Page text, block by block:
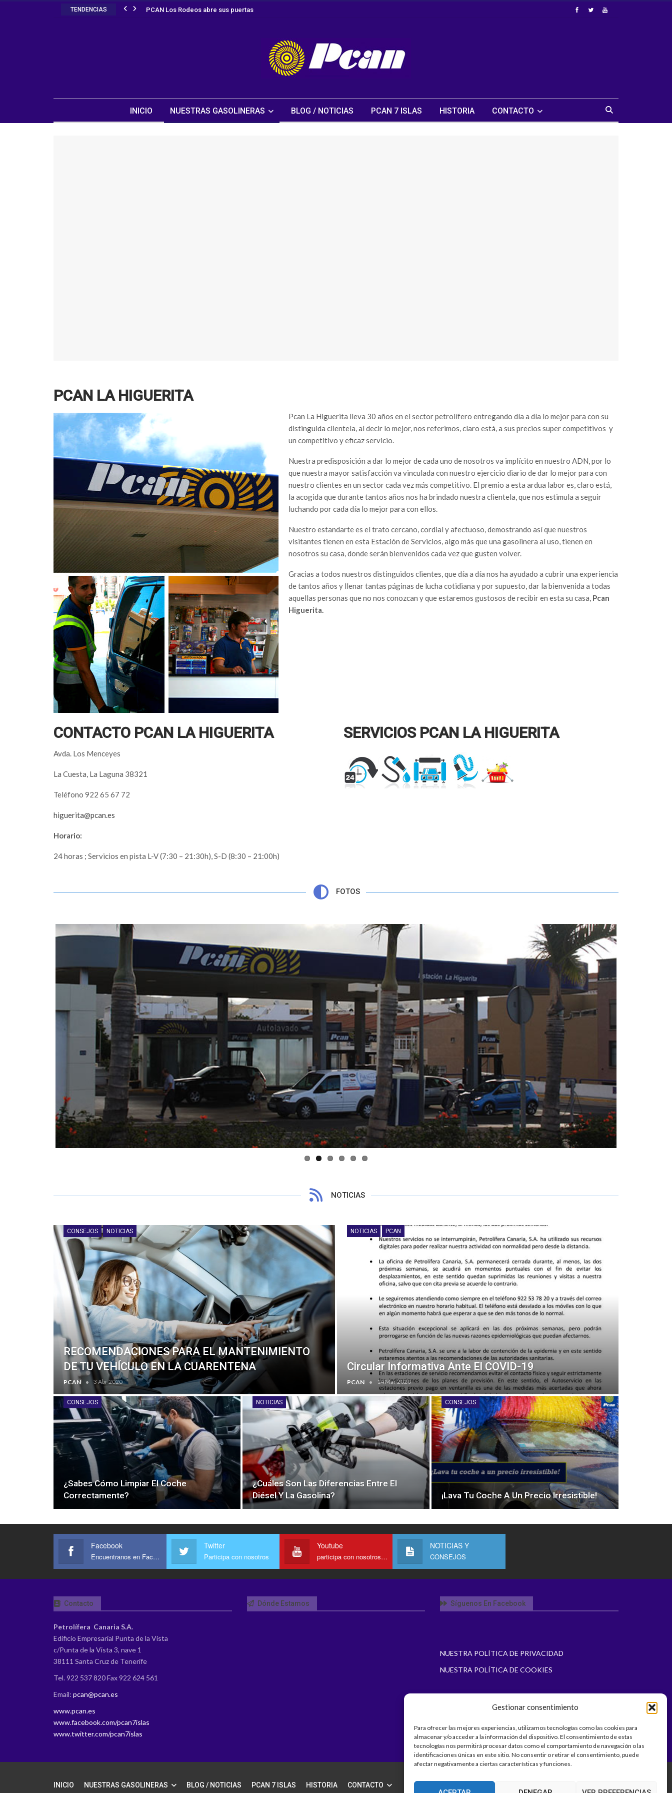
Gestionar consentimiento
Para ofrecer las mejores experiencias, utilizamos tecnologías como las cookies para
almacenar y/o acceder a la información del dispositivo. El consentimiento de estas
tecnologías nos permitirá procesar datos como el comportamiento de navegación o las
identificaciones únicas en este sitio. No consentir o retirar el consentimiento, puede
afectar negativamente a ciertas características y funciones.
TENDENCIAS PCAN Los Rodeos abre sus puertas
INICIO NUESTRAS GASOLINERAS BLOG / NOTICIAS PCAN 7 ISLAS HISTORIA CONTACTO
PCAN LA HIGUERITA
Pcan La Higuerita lleva 30 años en el sector petrolífero entregando día a día lo mejor para con su
distinguida clientela, al decir lo mejor, nos referimos, claro está, a sus precios super competitivos y
un competitivo y eficaz servicio.
Nuestra predisposición a dar lo mejor de cada uno de nosotros va implícito en nuestro ADN, por lo
que nuestra mayor satisfacción va vinculada con nuestro ejercicio diario de dar lo mejor para con
nuestro clientes en un sector cada vez más competitivo. El premio a esta ardua labor es, claro está,
la acogida que durante tantos años nos ha brindado nuestra clientela, que nos estimula a seguir
luchando por cada día lo mejor para con ellos.
Nuestro estandarte es el trato cercano, cordial y afectuoso, demostrando así que nuestros
visitantes tienen en esta Estación de Servicios, algo más que una gasolinera al uso, tienen en
nosotros su casa, donde serán bienvenidos cada vez que gusten volver.
Gracias a todos nuestros distinguidos clientes, que día a día nos ha ayudado a cubrir una experiencia
de tantos años y llenar tantas páginas de lucha cotidiana y por supuesto, dar la bienvenida a todas
aquellas personas que no nos conozcan y que estaremos gustosos de recibir en esta su casa, Pcan
Higuerita.
CONTACTO PCAN LA HIGUERITA
Avda. Los Menceyes
La Cuesta, La Laguna 38321
Teléfono 922 65 67 72
higuerita@pcan.es
Horario:
24 horas ; Servicios en pista L-V (7:30 – 21:30h), S-D (8:30 – 21:00h)
SERVICIOS PCAN LA HIGUERITA
FOTOS
NOTICIAS
CONSEJOS NOTICIAS
RECOMENDACIONES PARA EL MANTENIMIENTO
DE TU VEHÍCULO EN LA CUARENTENA
PCAN 3 Abr 2020
NOTICIAS PCAN
Circular Informativa Ante El COVID-19
PCAN 14 Mar 2020
CONSEJOS
¿Sabes Cómo Limpiar El Coche
Correctamente?
NOTICIAS
¿Cuáles Son Las Diferencias Entre El
Diésel Y La Gasolina?
CONSEJOS
¡Lava Tu Coche A Un Precio Irresistible!
Facebook
Encuentranos en Facebook
Twitter
Participa con nosotros
Youtube
participa con nosotros en Youtube
NOTICIAS Y
CONSEJOS
Contacto
Petrolífera Canaria S.A.
Edificio Empresarial Punta de la Vista
c/Punta de la Vista 3, nave 1
38111 Santa Cruz de Tenerife
Tel. 922 537 820 Fax 922 624 561
Email: pcan@pcan.es
www.pcan.es
www.facebook.com/pcan7islas
www.twitter.com/pcan7islas
Dónde Estamos Síguenos En Facebook
NUESTRA POLÍTICA DE PRIVACIDAD
NUESTRA POLÍTICA DE COOKIES
INICIO NUESTRAS GASOLINERAS BLOG / NOTICIAS PCAN 7 ISLAS HISTORIA CONTACTO